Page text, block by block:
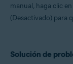
manual, haga clic
(Desactivado) para
Solución de